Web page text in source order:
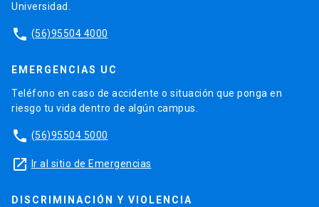
Universidad.
phone (56)95504 4000
EMERGENCIAS UC
Teléfono en caso de accidente o situación que ponga en
riesgo tu vida dentro de algún campus.
phone (56)95504 5000
launch Ir al sitio de Emergencias
DISCRIMINACIÓN Y VIOLENCIA